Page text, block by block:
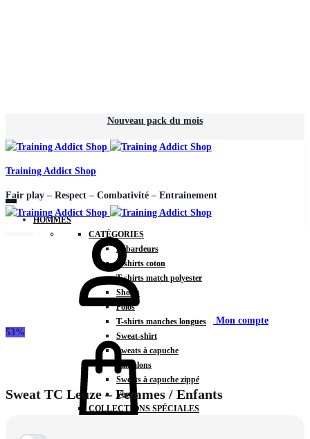
Nouveau pack du mois
Training Addict Shop
Fair play – Respect – Combativité – Entrainement
HOMMES
CATÉGORIES
Débardeurs
T-shirts coton
T-shirts match polyester
Shorts
Polos
T-shirts manches longues
Sweat-shirt
Sweats à capuche
Pantalons
Sweats à capuche zippé
Vestes
COLLECTIONS SPÉCIALES
Mon compte
53%
Sweat TC Leuze – Femmes / Enfants